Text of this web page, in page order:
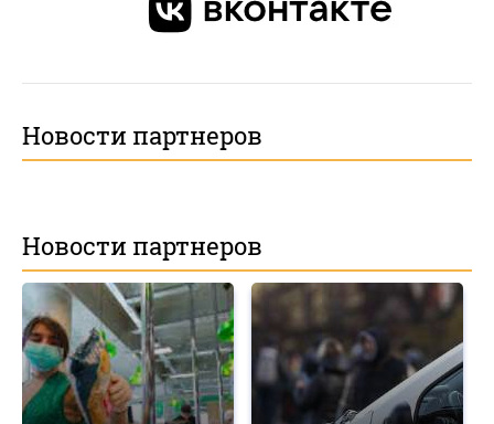
Новости партнеров
Новости партнеров